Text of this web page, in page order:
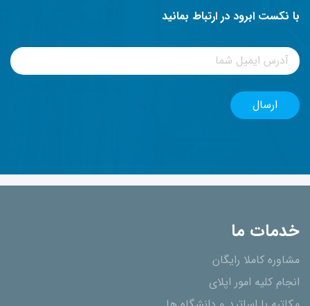
با نکست ابرود در ارتباط بمانید
خدمات ما
مشاوره کاملا رایگان
انجام کلیه امور اپلای